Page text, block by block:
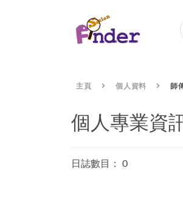
主頁 個人資料 師
個人專業資
日誌數目： 0